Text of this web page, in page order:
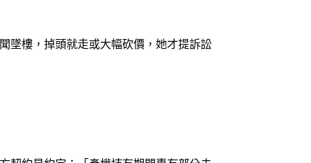
墜樓，掉頭就走或大幅砍價，她才提訴訟